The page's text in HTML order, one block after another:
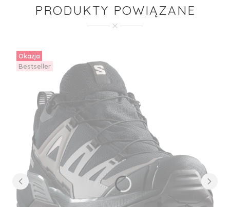
PRODUKTY POWIĄZANE
Okazja
Bestseller